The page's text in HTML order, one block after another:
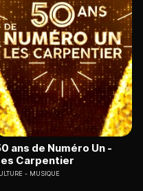
ans de Numéro Un -
Carpentier
MUSIQUE